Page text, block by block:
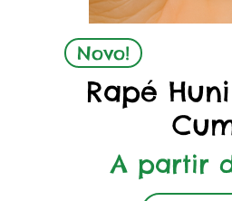
Novo!
Rapé
A partir
Preço